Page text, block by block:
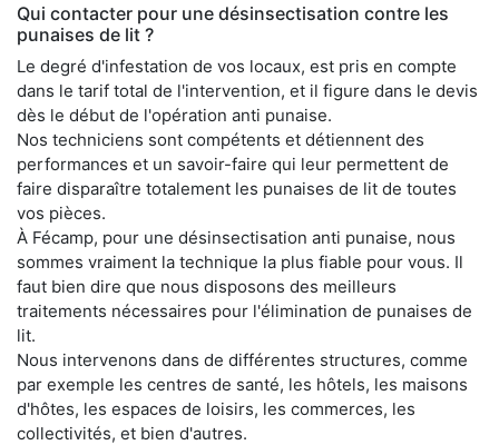
Qui contacter pour une désinsectisation contre les
punaises de lit ?
Le degré d'infestation de vos locaux, est pris en compte
dans le tarif total de l'intervention, et il figure dans le devis
dès le début de l'opération anti punaise.
Nos techniciens sont compétents et détiennent des
performances et un savoir-faire qui leur permettent de
faire disparaître totalement les punaises de lit de toutes
vos pièces.
À Fécamp, pour une désinsectisation anti punaise, nous
sommes vraiment la technique la plus fiable pour vous. Il
faut bien dire que nous disposons des meilleurs
traitements nécessaires pour l'élimination de punaises de
lit.
Nous intervenons dans de différentes structures, comme
par exemple les centres de santé, les hôtels, les maisons
d'hôtes, les espaces de loisirs, les commerces, les
collectivités, et bien d'autres.